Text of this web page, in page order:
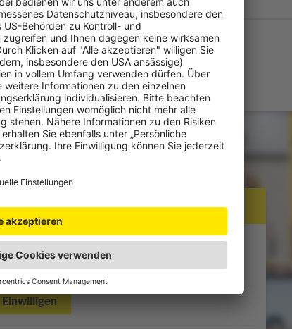
wir Ihre Einwilligung.
Video Player Lösung namens
JW Player).
Einwilligen